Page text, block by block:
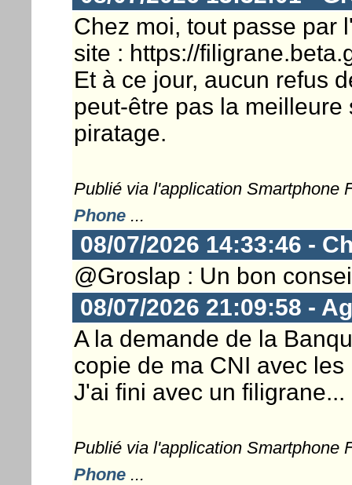
Chez moi, tout passe par
site : https://
Et à ce jour, aucun refus
peut-être pas la
piratage.
Publié via l'application Smartphone
Phone...
08/07/2026 14:33:46 -
@Groslap : Un bon
08/07/2026 21:09:58 -
A la demande de la
copie de ma CNI avec
J'ai fini avec un filigrane...
Publié via l'application Smartphone
Phone...